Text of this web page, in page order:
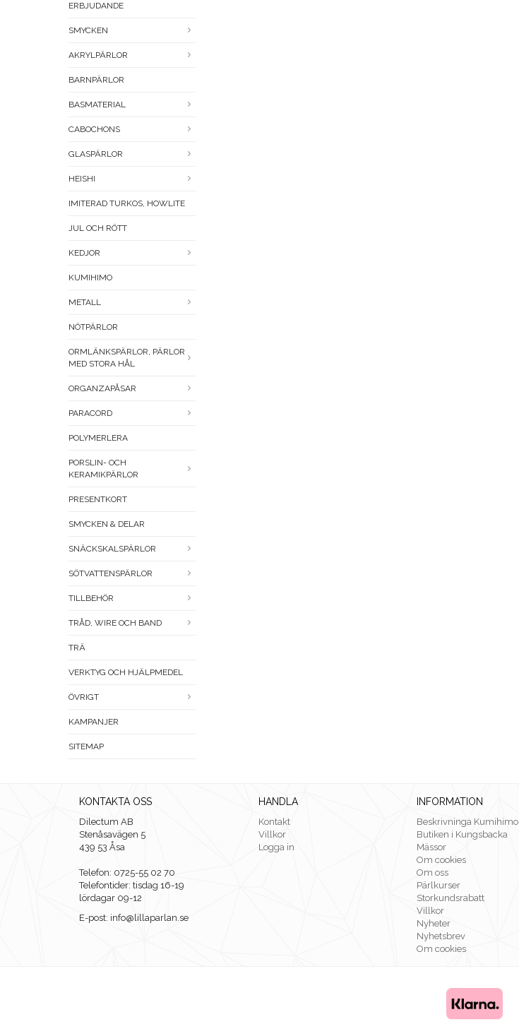
ERBJUDANDE
SMYCKEN
AKRYLPÄRLOR
BARNPÄRLOR
BASMATERIAL
CABOCHONS
GLASPÄRLOR
HEISHI
IMITERAD TURKOS, HOWLITE
JUL OCH RÖTT
KEDJOR
KUMIHIMO
METALL
NÖTPÄRLOR
ORMLÄNKSPÄRLOR, PÄRLOR
MED STORA HÅL
ORGANZAPÅSAR
PARACORD
POLYMERLERA
PORSLIN- OCH
KERAMIKPÄRLOR
PRESENTKORT
SMYCKEN & DELAR
SNÄCKSKALSPÄRLOR
SÖTVATTENSPÄRLOR
TILLBEHÖR
TRÅD, WIRE OCH BAND
TRÄ
VERKTYG OCH HJÄLPMEDEL
ÖVRIGT
KAMPANJER
SITEMAP
KONTAKTA OSS
Dilectum AB
Stenåsavägen 5
439 53 Åsa
Telefon: 0725-55 02 70
Telefontider: tisdag 16-19
lördagar 09-12
E-post: info@lillaparlan.se
HANDLA
Kontakt
Villkor
Logga in
INFORMATION
Beskrivninga Kumihimo
Butiken i Kungsbacka
Mässor
Om cookies
Om oss
Pärlkurser
Storkundsrabatt
Villkor
Nyheter
Nyhetsbrev
Om cookies